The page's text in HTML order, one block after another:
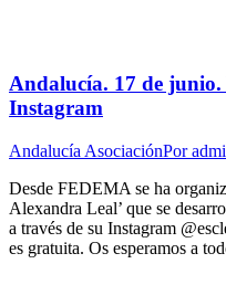
Andalucía. 17 de
Instagram
Andalucía AsociaciónPor
Desde FEDEMA se ha
Alexandra Leal’ que se
a través de su Instagram
es gratuita. Os esperamos a